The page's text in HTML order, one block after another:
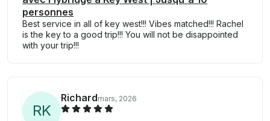
personnes
Best service in all of key west!!! Vibes matched!!! Rachel
is the key to a good trip!!! You will not be disappointed
with your trip!!!
RK
Richardmars, 2026